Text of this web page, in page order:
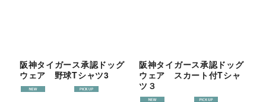
阪神タイガース承認ドッグ
ウェア 野球Tシャツ3
阪神タイガース承認ドッグ
ウェア スカート付Tシャ
ツ３